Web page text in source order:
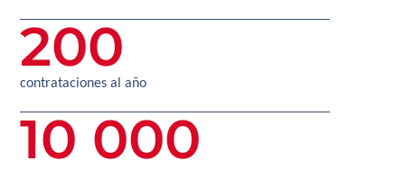
contrataciones al año
200
10 000